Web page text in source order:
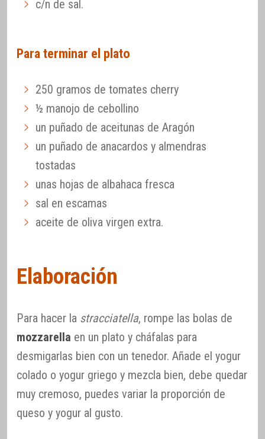
c/n de sal.
Para terminar el plato
250 gramos de tomates cherry
½ manojo de cebollino
un puñado de aceitunas de Aragón
un puñado de anacardos y almendras
tostadas
unas hojas de albahaca fresca
sal en escamas
aceite de oliva virgen extra.
Elaboración
Para hacer la stracciatella, rompe las bolas de
mozzarella en un plato y cháfalas para
desmigarlas bien con un tenedor. Añade el yogur
colado o yogur griego y mezcla bien, debe quedar
muy cremoso, puedes variar la proporción de
queso y yogur al gusto.